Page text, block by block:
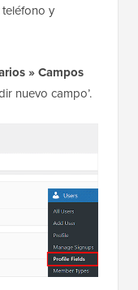
y
» Campos
nuevo campo’.